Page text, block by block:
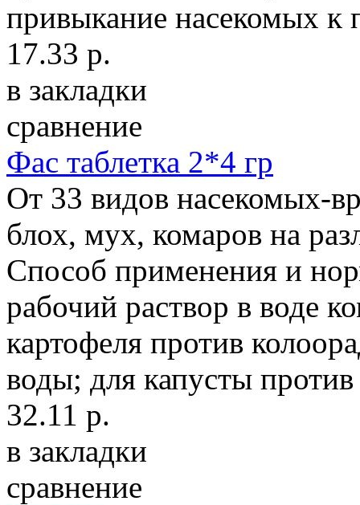
привыкание насекомых к
17.33 р.
в закладки
сравнение
Фас таблетка 2*4 гр
От 33 видов насекомых-
блох, мух, комаров на
Способ применения и
рабочий раствор в воде
картофеля против
воды; для капусты
32.11 р.
в закладки
сравнение